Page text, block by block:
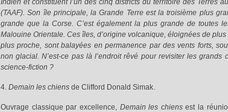
Indien et constituent l’un des cinq districts du territoire des Terres
(TAAF). Son île principale, la Grande Terre est la troisième plus
grande que la Corse. C’est également la plus grande de toutes
Malouine Orientale. Ces îles, d’origine volcanique, éloignées de
plus proche, sont balayées en permanence par des vents forts,
non glacial. N’est-ce pas là l’endroit rêvé pour revisiter les
science-fiction ?
4. Demain les chiens de Clifford Donald Simak.
Ouvrage classique par excellence, Demain les chiensest la